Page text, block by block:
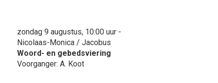
zondag 9 augustus, 10:00 uur -
Nicolaas-Monica / Jacobus
Woord- en gebedsviering
Voorganger: A. Koot